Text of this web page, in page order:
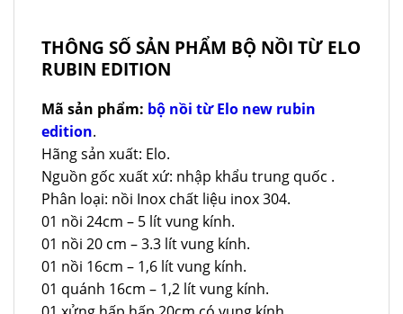
THÔNG SỐ SẢN PHẨM BỘ NỒI TỪ ELO
RUBIN EDITION
Mã sản phẩm: bộ nồi từ Elo new rubin
edition.
Hãng sản xuất: Elo.
Nguồn gốc xuất xứ: nhập khẩu trung quốc .
Phân loại: nồi Inox chất liệu inox 304.
01 nồi 24cm – 5 lít vung kính.
01 nồi 20 cm – 3.3 lít vung kính.
01 nồi 16cm – 1,6 lít vung kính.
01 quánh 16cm – 1,2 lít vung kính.